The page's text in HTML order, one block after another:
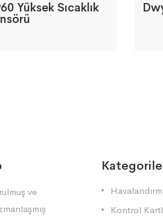
Yüksek Sıcaklık
ve
Kontrol